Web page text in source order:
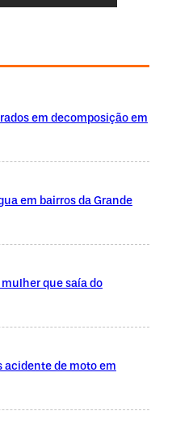
em decomposição em
em bairros da Grande
que saía do
acidente de moto em